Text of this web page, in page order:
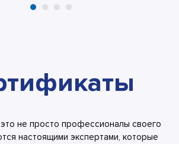
не просто профессионалы своего
настоящими экспертами, которые